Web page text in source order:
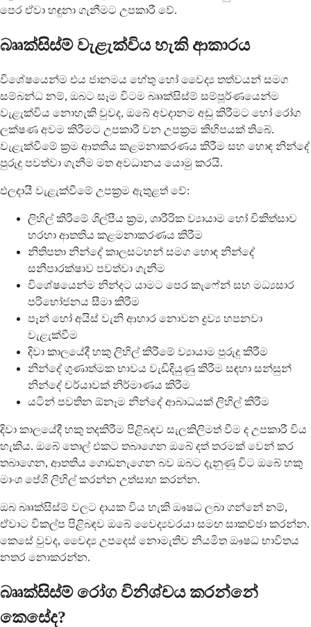
පෙර ඒවා හඳුනා ගැනීමට උපකාරී වේ.
බෲක්සිස්ම් වැළැක්විය හැකි ආකාරය
විශේෂයෙන්ම එය ජානමය හේතු හෝ වෛද්‍ය තත්වයන් සමග
සම්බන්ධ නම්, ඔබට සෑම විටම බෲක්සිස්ම් සම්පූර්ණයෙන්ම
වැළැක්විය නොහැකි වුවද, ඔබේ අවදානම අඩු කිරීමට හෝ රෝග
ලක්ෂණ අවම කිරීමට උපකාරී වන උපක්‍රම කිහිපයක් තිබේ.
වැළැක්වීමේ ක්‍රම ආතතිය කළමනාකරණය කිරීම සහ හොඳ නින්දේ
පුරුදු පවත්වා ගැනීම මත අවධානය යොමු කරයි.
ඵලදායී වැළැක්වීමේ උපක්‍රම ඇතුළත් වේ:
ලිහිල් කිරීමේ ශිල්පීය ක්‍රම, ශාරීරික ව්‍යායාම හෝ චිකිත්සාව
හරහා ආතතිය කළමනාකරණය කිරීම
නිතිපතා නින්දේ කාලසටහන් සමග හොඳ නින්දේ
සනීපාරක්ෂාව පවත්වා ගැනීම
විශේෂයෙන්ම නින්දට යාමට පෙර කැෆේන් සහ මධ්‍යසාර
පරිභෝජනය සීමා කිරීම
පෑන් හෝ අයිස් වැනි ආහාර නොවන ද්‍රව්‍ය හපනවා
වැළැක්වීම
දිවා කාලයේදී හකු ලිහිල් කිරීමේ ව්‍යායාම පුරුදු කිරීම
නින්දේ ගුණාත්මක භාවය වැඩිදියුණු කිරීම සඳහා සන්සුන්
නින්දේ චර්යාවක් නිර්මාණය කිරීම
යටින් පවතින ඕනෑම නින්දේ ආබාධයක් ලිහිල් කිරීම
දිවා කාලයේදී හකු තදකිරීම පිළිබඳව සැලකිලිමත් වීම ද උපකාරී විය
හැකිය. ඔබේ තොල් එකට තබාගෙන ඔබේ දත් තරමක් වෙන් කර
තබාගෙන, ආතතිය ගොඩනැගෙන බව ඔබට දැනුණු විට ඔබේ හකු
මාංශ පේශි ලිහිල් කරන්න උත්සාහ කරන්න.
ඔබ බෲක්සිස්ම් වලට දායක විය හැකි ඖෂධ ලබා ගන්නේ නම්,
ඒවාට විකල්ප පිළිබඳව ඔබේ වෛද්‍යවරයා සමඟ සාකච්ඡා කරන්න.
කෙසේ වුවද, වෛද්‍ය උපදෙස් නොමැතිව නියමිත ඖෂධ භාවිතය
නතර නොකරන්න.
බෲක්සිස්ම් රෝග විනිශ්චය කරන්නේ
කෙසේද?